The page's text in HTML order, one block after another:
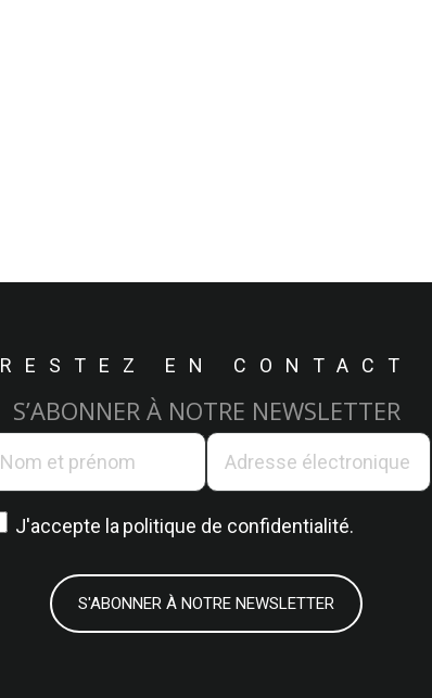
RESTEZ EN CONTACT
S’ABONNER À NOTRE NEWSLETTER
J'accepte la politique de confidentialité.